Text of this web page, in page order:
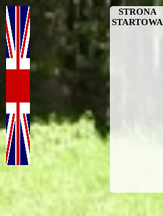
STRONA
STARTOWA